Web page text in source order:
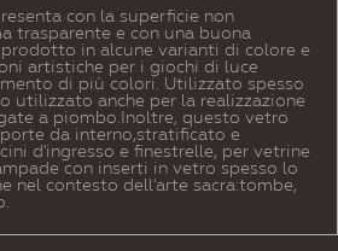
con la superficie non
trasparente e con una buona
prodotto in alcune varianti di colore e
artistiche per i giochi di luce
di più colori. Utilizzato spesso
utilizzato anche per la realizzazione
a piombo.Inoltre, questo vetro
da interno,stratificato e
d'ingresso e finestrelle, per vetrine
con inserti in vetro spesso lo
nel contesto dell'arte sacra:tombe,